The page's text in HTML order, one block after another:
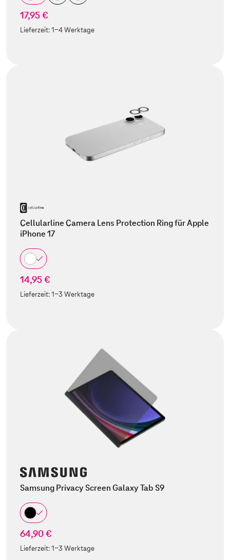
17,95 €
Lieferzeit:1-4 Werktage
Cellularline Camera Lens Protection Ring für Apple
iPhone 17
14,95 €
Lieferzeit:1-3 Werktage
Samsung Privacy Screen Galaxy Tab S9
64,90 €
Lieferzeit:1-3 Werktage